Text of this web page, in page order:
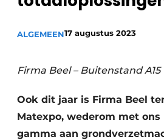
Privacy / Cookie statement
Video’s
ALGEMEEN17 augustus 2023
Firma Beel – Buitenstand A15
Ook dit jaar is Firma Beel
Matexpo, wederom met
gamma aan